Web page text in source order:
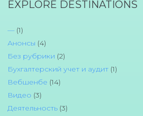
EXPLORE DESTINATIONS
— (1)
Анонсы (4)
Без рубрики (2)
Бухгалтерский учет и аудит (1)
Вебшенбе (14)
Видео (3)
Деятельность (3)